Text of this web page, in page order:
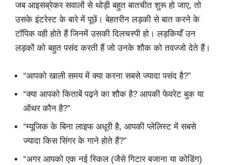
जब आइसब्रेकर सवालों से थोड़ी बहुत बातचीत शुरू हो जाए, तो
उसके इंटरेस्ट के बारे में पूछें। बेहतरीन लड़की से बात करने के
टॉपिक वही होते हैं जिनमें उसकी दिलचस्पी हो। लड़कियाँ उन
लड़कों को बहुत पसंद करती हैं जो उनके शौक को तवज्जो देते हैं।
“आपको खाली समय में क्या करना सबसे ज्यादा पसंद है?”
“क्या आपको किताबें पढ़ने का शौक है? आपकी फेवरेट बुक या
ऑथर कौन है?”
“म्यूजिक के बिना लाइफ अधूरी है, आपकी प्लेलिस्ट में सबसे
ज्यादा किस सिंगर के गाने होते हैं?”
“अगर आपको एक नई स्किल (जैसे गिटार बजाना या कोडिंग)